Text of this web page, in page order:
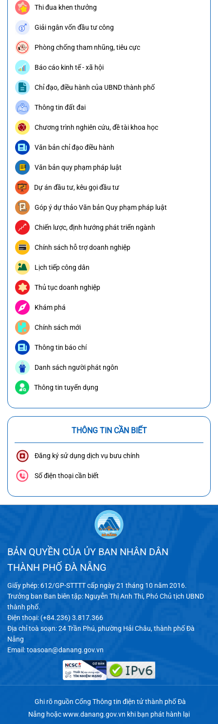
Thi đua khen thưởng
Giải ngân vốn đầu tư công
Phòng chống tham nhũng, tiêu cực
Báo cáo kinh tế - xã hội
Chỉ đạo, điều hành của UBND thành phố
Thông tin đất đai
Chương trình nghiên cứu, đề tài khoa học
Văn bản chỉ đạo điều hành
Văn bản quy phạm pháp luật
Dự án đầu tư, kêu gọi đầu tư
Góp ý dự thảo Văn bản Quy phạm pháp luật
Chiến lược, định hướng phát triển ngành
Chính sách hỗ trợ doanh nghiệp
Lịch tiếp công dân
Thủ tục doanh nghiệp
Khám phá
Chính sách mới
Thông tin báo chí
Danh sách người phát ngôn
Thông tin tuyển dụng
THÔNG TIN CẦN BIẾT
Đăng ký sử dụng dịch vụ bưu chính
Số điện thoại cần biết
BẢN QUYỀN CỦA ỦY BAN NHÂN DÂN
THÀNH PHỐ ĐÀ NẴNG
Giấy phép: 612/GP-STTTT cấp ngày 21 tháng 10 năm 2016.
Trưởng ban Ban biên tập: Nguyễn Thị Anh Thi, Phó Chủ tịch UBND
thành phố.
Điện thoại: (+84.236) 3.817.366
Địa chỉ toà soạn: 24 Trần Phú, phường Hải Châu, thành phố Đà
Nẵng
Email:toasoan@danang.gov.vn
Ghi rõ nguồn Cổng Thông tin điện tử thành phố Đà
Nẵng hoặcwww.danang.gov.vn khi bạn phát hành lại